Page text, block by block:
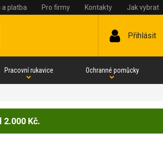
a platba Pro firmy Kontakty Jak vybrat
Přihlásit
Pracovní rukavice Ochranné pomůcky
2.000 Kč.